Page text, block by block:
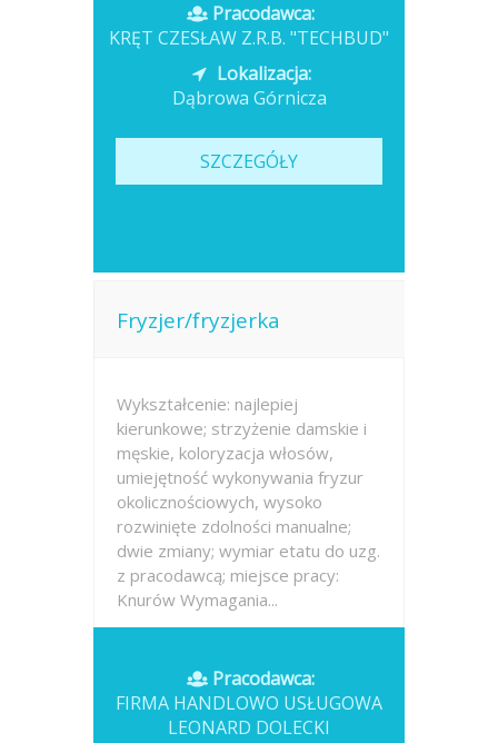
Opublikowano: wczoraj
Pracodawca:
KRĘT CZESŁAW Z.R.B. "TECHBUD"
Lokalizacja:
Dąbrowa Górnicza
SZCZEGÓŁY
Fryzjer/fryzjerka
Wykształcenie: najlepiej
kierunkowe; strzyżenie damskie i
męskie, koloryzacja włosów,
umiejętność wykonywania fryzur
okolicznościowych, wysoko
rozwinięte zdolności manualne;
dwie zmiany; wymiar etatu do uzg.
z pracodawcą; miejsce pracy:
Knurów Wymagania...
Pracodawca:
FIRMA HANDLOWO USŁUGOWA
LEONARD DOLECKI